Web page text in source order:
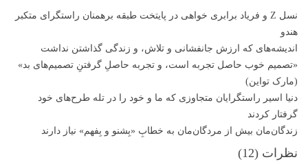
نسل Z و فریاد برابری خواهی در پایتخت طبقه برهمنان راستگرای متکبر
هندو
اندیشه‌های که ارزش جانفشانی و تلاش، و زندگی گذاشتن نداشت
«تصمیم‌ خوب حاصل تجربه‌ است، و تجربه حاصلِ گرفتنِ تصمیم‌های بد»
(مارک تواین)
دنیا اسیر راستگرایان متجاوزی‌ که ما و خود را در تله طرح‌های خود
گرفتار کردند
زندگان‌مان بیش از مردگان‌مان به خطابِ «بِشنو و بِفهم» نیاز دارند
نظرات (12
)